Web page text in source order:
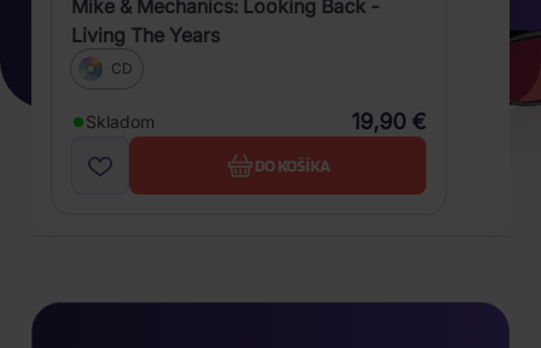
Mike & Mechanics: Looking Back -
Living The Years
CD
Skladom 19,90 €
DO KOŠÍKA